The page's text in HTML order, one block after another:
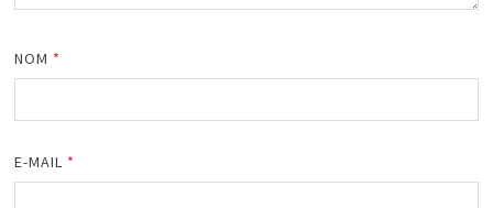
NOM *
E-MAIL *